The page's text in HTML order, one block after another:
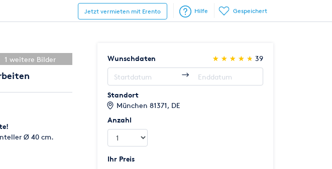
Gespeichert
Jetzt vermieten mit Erento Hilfe
1 weitere Bilder
Ø 40 cm.
Wunschdaten (*)
★
★
(*) ★
★
(*) ★
★
(*) ★
★
(*) ★
★ 39
Standort
München 81371, DE
Anzahl
Ihr Preis